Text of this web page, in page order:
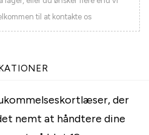
til at kontakte os
der
nemt at håndtere dine